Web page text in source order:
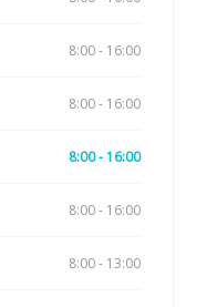
8:00 - 16:00
8:00 - 16:00
8:00 - 16:00
8:00 - 16:00
8:00 - 13:00